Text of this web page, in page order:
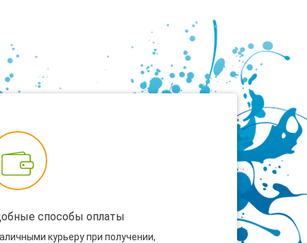
способы оплаты
курьеру при получении,